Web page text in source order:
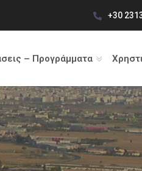
+30
– Προγράμματα